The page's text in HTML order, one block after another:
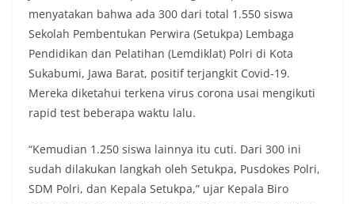
menyatakan bahwa ada 300 dari total 1.550 siswa
Sekolah Pembentukan Perwira (Setukpa) Lembaga
Pendidikan dan Pelatihan (Lemdiklat) Polri di Kota
Sukabumi, Jawa Barat, positif terjangkit Covid-19.
Mereka diketahui terkena virus corona usai mengikuti
rapid test beberapa waktu lalu.
“Kemudian 1.250 siswa lainnya itu cuti. Dari 300 ini
sudah dilakukan langkah oleh Setukpa, Pusdokes Polri,
SDM Polri, dan Kepala Setukpa,” ujar Kepala Biro